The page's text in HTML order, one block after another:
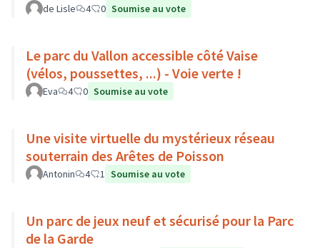
de Lisle 4 0 Soumise au vote
Le parc du Vallon accessible côté Vaise
(vélos, poussettes, ...) - Voie verte !
Eva 4 0 Soumise au vote
Une visite virtuelle du mystérieux réseau
souterrain des Arêtes de Poisson
Antonin 4 1 Soumise au vote
Un parc de jeux neuf et sécurisé pour la Parc
de la Garde